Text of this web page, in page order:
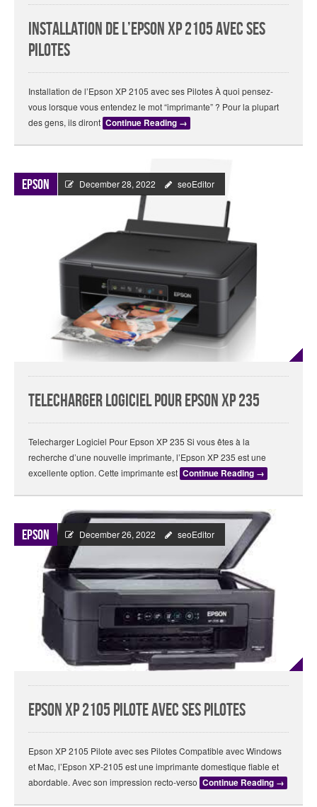
Installation de l’Epson XP 2105 avec ses
Pilotes
Installation de l’Epson XP 2105 avec ses Pilotes À quoi pensez-
vous lorsque vous entendez le mot “imprimante” ? Pour la plupart
des gens, ils diront Continue Reading →
Epson December 28, 2022 seoEditor
Telecharger Logiciel Pour Epson XP 235
Telecharger Logiciel Pour Epson XP 235 Si vous êtes à la
recherche d’une nouvelle imprimante, l’Epson XP 235 est une
excellente option. Cette imprimante est Continue Reading →
Epson December 26, 2022 seoEditor
Epson XP 2105 Pilote avec ses Pilotes
Epson XP 2105 Pilote avec ses Pilotes Compatible avec Windows
et Mac, l’Epson XP-2105 est une imprimante domestique fiable et
abordable. Avec son impression recto-verso Continue Reading →